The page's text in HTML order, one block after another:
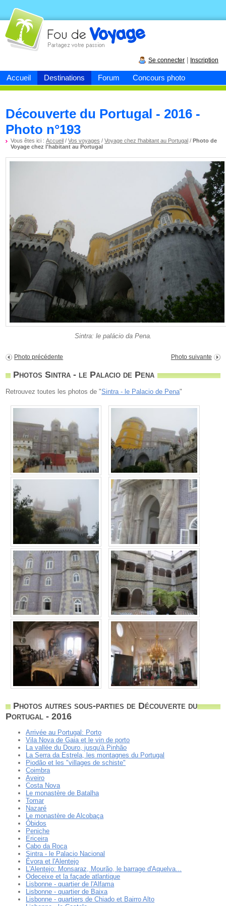
Accueil Destinations Forum Concours photo
Fou devoyage
Se connecter Inscription
Découverte du Portugal - 2016 -
Photo n°193
Vous êtes ici :Accueil /Vos voyages /Voyage chez l'habitant au Portugal /Photo de
Voyage chez l'habitant au Portugal
Sintra: le palácio da Pena.
Photo précédente Photo suivante
Photos Sintra - le Palacio de Pena
Retrouvez toutes les photos de "Sintra - le Palacio de Pena"
Photos autres sous-parties de Découverte du
Portugal - 2016
Arrivée au Portugal: Porto
Vila Nova de Gaia et le vin de porto
La vallée du Douro, jusqu'à Pinhão
La Serra da Estrela, les montagnes du Portugal
Piodão et les "villages de schiste"
Coimbra
Aveiro
Costa Nova
Le monastère de Batalha
Tomar
Nazaré
Le monastère de Alcobaça
Óbidos
Peniche
Ericeira
Cabo da Roca
Sintra - le Palacio Nacional
Évora et l'Alentejo
L'Alentejo: Monsaraz, Mourão, le barrage d'Aquelva...
Odeceixe et la façade atlantique
Lisbonne - quartier de l'Alfama
Lisbonne - quartier de Baixa
Lisbonne - quartiers de Chiado et Bairro Alto